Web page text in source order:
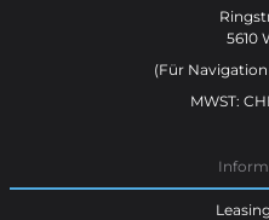
5610
(Für Navigation
MWST: